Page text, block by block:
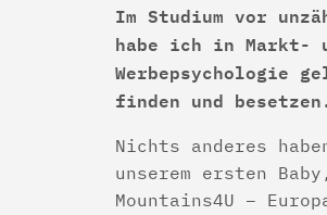
Im Studium vor
habe ich in Markt-
Werbepsychologie
finden und
Nichts anderes
unserem ersten
Mountains4U –